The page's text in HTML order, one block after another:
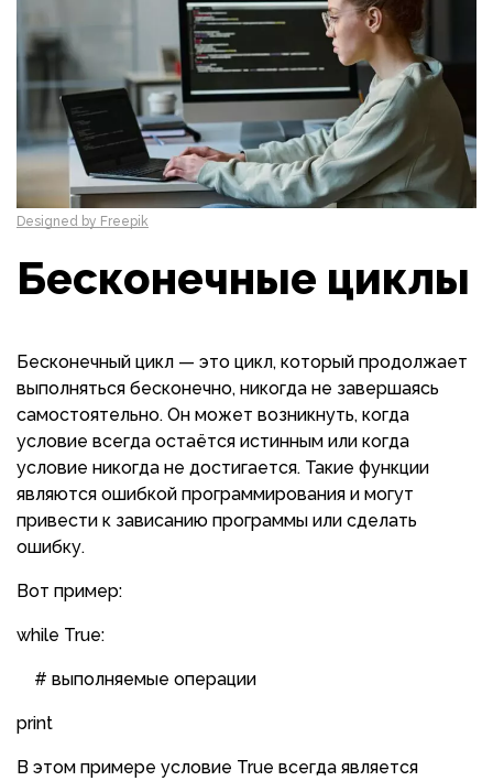
Designed by Freepik
Бесконечные циклы
Бесконечный цикл — это цикл, который продолжает
выполняться бесконечно, никогда не завершаясь
самостоятельно. Он может возникнуть, когда
условие всегда остаётся истинным или когда
условие никогда не достигается. Такие функции
являются ошибкой программирования и могут
привести к зависанию программы или сделать
ошибку.
Вот пример:
while True:
# выполняемые операции
print
В этом примере условие True всегда является